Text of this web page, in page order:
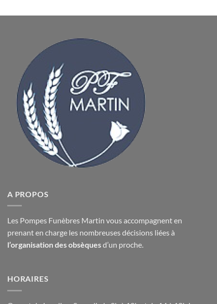
A PROPOS
Les Pompes Funèbres Martin vous accompagnent en
prenant en charge les nombreuses décisions liées à
l’organisation des obsèquesd’un proche.
HORAIRES